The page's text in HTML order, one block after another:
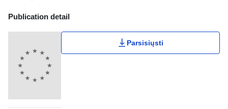
Publication Detail Actions Portlet
Publication detail
Parsisiųsti